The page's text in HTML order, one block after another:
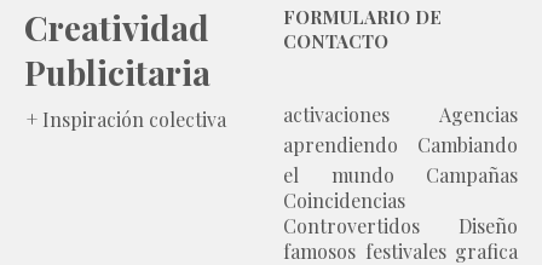
Creatividad
Publicitaria
+ Inspiración colectiva
FORMULARIO DE
CONTACTO
activaciones
Agencias
aprendiendo
Cambiando
el mundo
Campañas
Coincidencias
Controvertidos
Diseño
famosos festivales grafica